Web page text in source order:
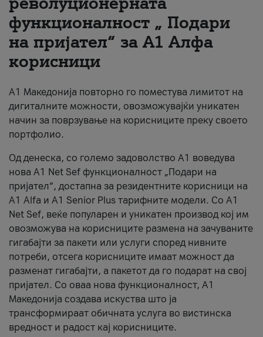
За нас
#ПодобарОнлајн
функционалност „ Подари
на пријател“ за А1 Алфа
корисници
А1 Македонија повторно го поместува лимитот на
дигиталните можности, овозможувајќи уникатен
начин за поврзување на корисниците преку своето
портфолио.
Од денеска, со големо задоволство А1 воведува
нова A1 Net Sef функционалност „Подари на
пријател“, достапна за резидентните корисници на
А1 Alfa и A1 Senior Plus тарифните модели. Со A1
Net Sef, веќе популарен и уникатен производ кој им
овозможува на корисниците размена на зачуваните
гигабајти за пакети или услуги според нивните
потреби, отсега корисниците имаат можност да
разменат гигабајти, а пакетот да го подарат на свој
пријател. Со оваа нова функционалност, А1
Македонија создава искуства што ја
трансформираат обичната услуга во вистинска
вредност и радост кај корисниците.